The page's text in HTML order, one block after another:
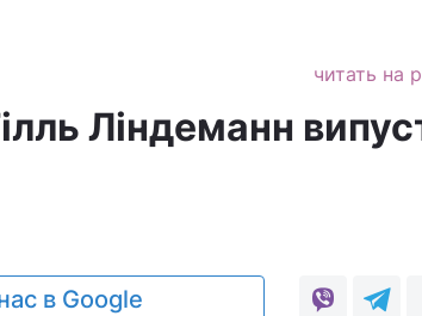
читать на
Ліндеманн
в Google